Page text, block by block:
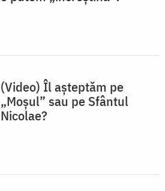
(Video) Îl așteptăm pe
„Moșul” sau pe Sfântul
Nicolae?